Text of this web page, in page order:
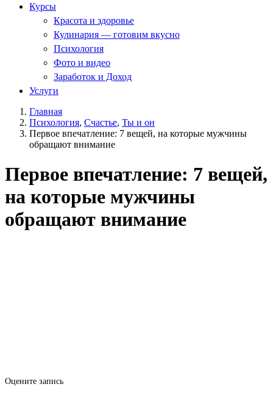
Курсы
Красота и здоровье
Кулинария — готовим вкусно
Психология
Фото и видео
Заработок и Доход
Услуги
Главная
Психология, Счастье, Ты и он
Первое впечатление: 7 вещей, на которые мужчины
обращают внимание
Первое впечатление: 7 вещей,
на которые мужчины
обращают внимание
Оцените запись